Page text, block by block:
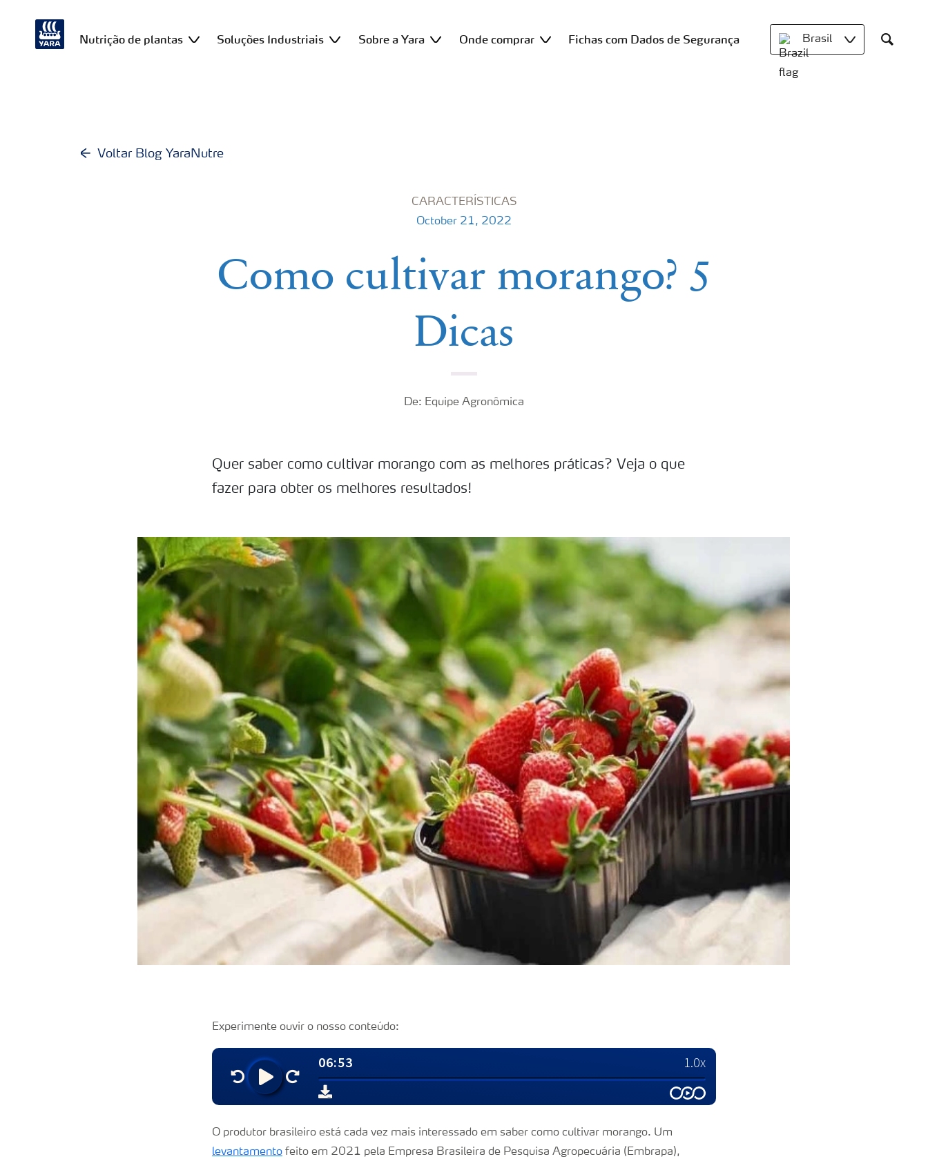
Nutrição de plantas Soluções Industriais Sobre a Yara Onde comprar Fichas com Dados de Segurança Brasil
Search
Voltar Blog YaraNutre
CARACTERÍSTICAS
October 21, 2022
Como cultivar morango? 5
Dicas
De: Equipe Agronômica
Quer saber como cultivar morango com as melhores práticas? Veja o que
fazer para obter os melhores resultados!
Experimente ouvir o nosso conteúdo:
O produtor brasileiro está cada vez mais interessado em saber como cultivar morango. Um
levantamento feito em 2021 pela Empresa Brasileira de Pesquisa Agropecuária (Embrapa),